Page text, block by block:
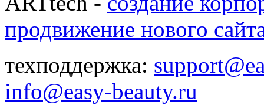
продвижение нового
техподдержка:
info@easy-beauty.ru